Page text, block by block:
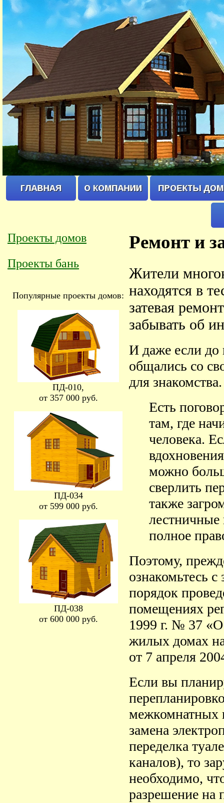
Проекты домов
Проекты бань
Популярные проекты домов:
ПД-010,
от 357 000 руб.
ПД-034
от 599 000 руб.
ПД-038
от 600 000 руб.
Ремонт и
Жители
находятся в
затевая
забывать об
И даже если до
общались со
для знакомства.
Есть
там, где
человека.
можно
сверлить
также
полное
Поэтому,
ознакомьтесь
порядок
помещениях
1999 г. № 37 «О
жилых домах
от 7 апреля
Если вы
межкомнатных
замена
переделка
каналов), то
необходимо,
разрешение на